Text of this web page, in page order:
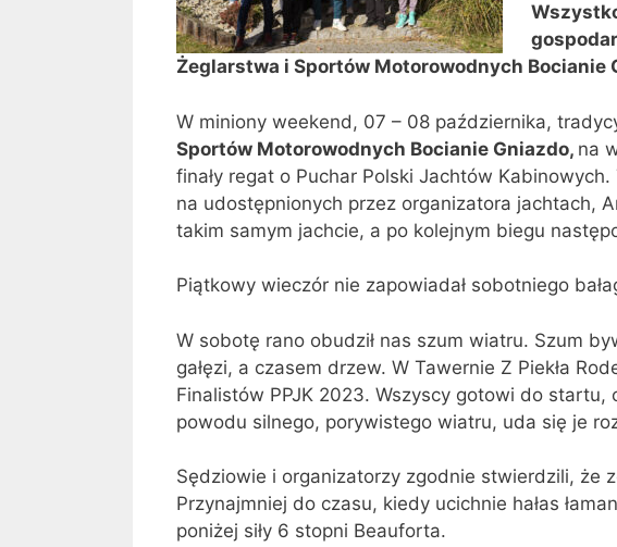
Żeglarstwa i Sportów Motorowodnych Bocianie
W miniony weekend, 07 – 08 października,
Sportów Motorowodnych Bocianie Gniazdo, na
finały regat o Puchar Polski Jachtów
na udostępnionych przez organizatora jachtach,
takim samym jachcie, a po kolejnym biegu
Piątkowy wieczór nie zapowiadał sobotniego
W sobotę rano obudził nas szum wiatru. Szum
gałęzi, a czasem drzew. W Tawernie Z Piekła
Finalistów PPJK 2023. Wszyscy gotowi do
powodu silnego, porywistego wiatru, uda się je
Sędziowie i organizatorzy zgodnie stwierdzili, że
Przynajmniej do czasu, kiedy ucichnie hałas
poniżej siły 6 stopni Beauforta.